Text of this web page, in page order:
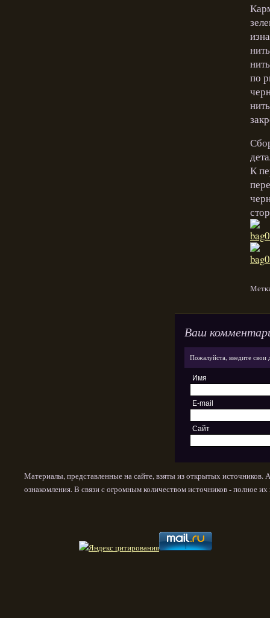
по
К
Ваш
Пожалуйста, введите
Имя
E-mail
Сайт
Материалы, представленные на сайте, взяты из открытых
ознакомления. В связи с огромным количеством источников - полное